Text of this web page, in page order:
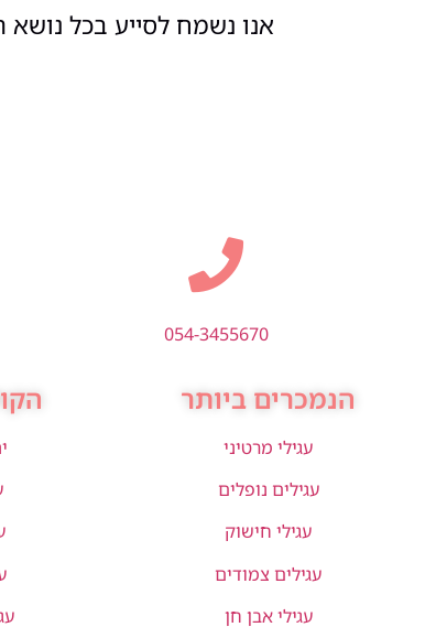
אנו נשמח לסייע בכל נושא
054-3455670
הנמכרים ביותר
עגילי מרטיני
עגילים נופלים
עגילי חישוק
עגילים צמודים
עגילי אבן חן